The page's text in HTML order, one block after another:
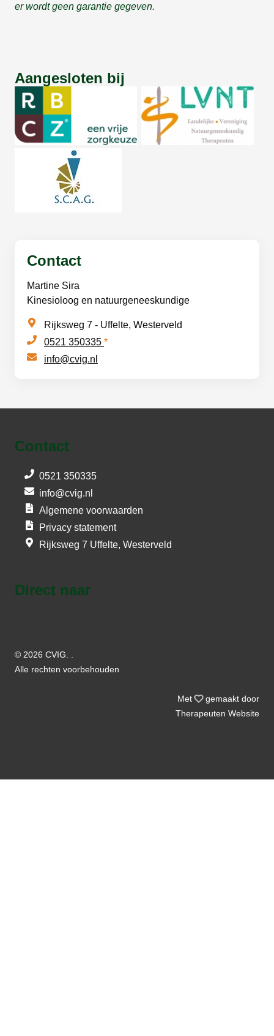
er wordt geen garantie gegeven.
Aangesloten bij
Contact
Martine Sira
Kinesioloog en natuurgeneeskundige
Rijksweg 7 - Uffelte, Westerveld
0521 350335 *
info@cvig.nl
Contact
0521 350335
info@cvig.nl
Algemene voorwaarden
Privacy statement
Rijksweg 7 Uffelte, Westerveld
Direct naar
© 2026 CVIG. .
Alle rechten voorbehouden
Met liefde
gemaakt door
Therapeuten Website